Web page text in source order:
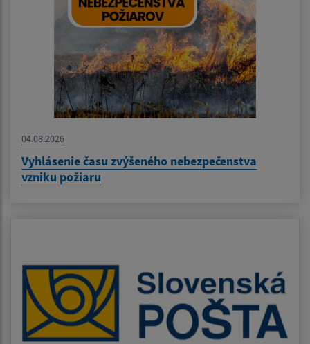
04.08.2026
Vyhlásenie času zvýšeného nebezpečenstva
vzniku požiaru